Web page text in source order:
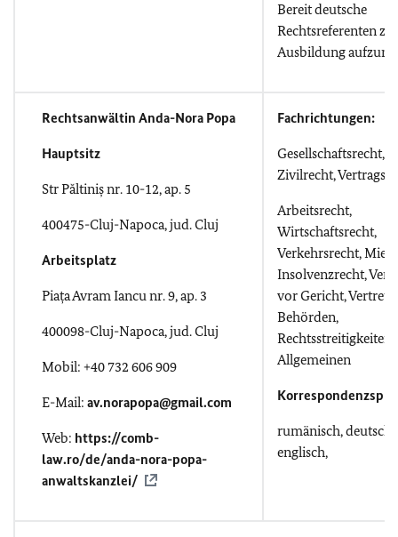
Bereit deutsche
Rechtsreferenten zu
Ausbildung
Rechtsanwältin Anda-Nora Popa
Hauptsitz
Str Păltiniș nr. 10-12, ap. 5
400475-Cluj-Napoca, jud. Cluj
Arbeitsplatz
Piața Avram Iancu nr. 9, ap. 3
400098-Cluj-Napoca, jud. Cluj
Mobil: +40 732 606 909
E-Mail: av.norapopa@gmail.com
Web: https://comb-
law.ro/de/anda-nora-popa-
anwaltskanzlei/
Fachrichtungen:
Gesellschaftsrecht,
Zivilrecht,
Arbeitsrecht,
Wirtschaftsrecht,
Verkehrsrecht,
Insolvenzrecht,
vor Gericht,
Behörden,
Rechtsstreitigkeiten
Allgemeinen
rumänisch, deutsch,
englisch,